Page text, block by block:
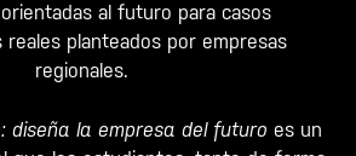
al futuro para casos
reales planteados por empresas
regionales.
diseña la empresa del futuro es un